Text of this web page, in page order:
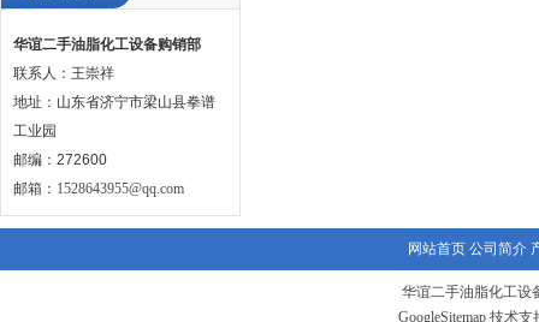
华谊二手油脂化工设备购销部
联系人：王崇祥
地址：山东省济宁市梁山县拳谱
工业园
邮编：272600
邮箱： 1528643955@qq.com
网站首页 公司简介
华谊二手油脂化工设
GoogleSitemap 技术支